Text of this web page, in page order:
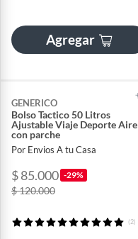
Agregar
GENERICO
Bolso Tactico 50 Litros
Ajustable Viaje Deporte Aire
con parche
Por Envios A tu Casa
$ 85.000 -29%
$ 120.000
(2)